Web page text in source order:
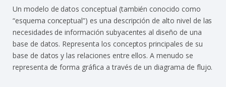
Un modelo de datos conceptual (también conocido como
“esquema conceptual”) es una descripción de alto nivel de las
necesidades de información subyacentes al diseño de una
base de datos. Representa los conceptos principales de su
base de datos y las relaciones entre ellos. A menudo se
representa de forma gráfica a través de un diagrama de flujo.